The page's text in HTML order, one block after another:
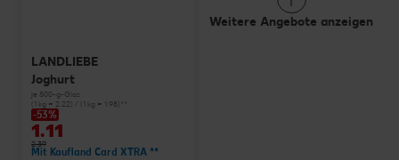
LANDLIEBE
Joghurt
je 500-g-Glas
(1 kg = 2.22) / (1 kg = 1.98)**
-53%
1.11
2.39
Mit Kaufland Card XTRA **
Weitere Angebote anzeigen